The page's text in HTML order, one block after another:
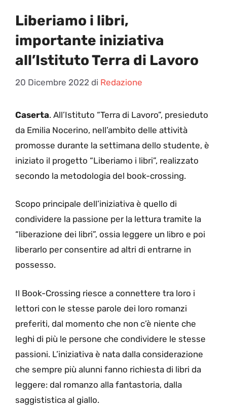
Liberiamo i libri,
importante iniziativa
all’Istituto Terra di Lavoro
20 Dicembre 2022 di Redazione
Caserta. All’Istituto “Terra di Lavoro”, presieduto
da Emilia Nocerino, nell’ambito delle attività
promosse durante la settimana dello studente, è
iniziato il progetto “Liberiamo i libri”, realizzato
secondo la metodologia del book-crossing.
Scopo principale dell’iniziativa è quello di
condividere la passione per la lettura tramite la
“liberazione dei libri”, ossia leggere un libro e poi
liberarlo per consentire ad altri di entrarne in
possesso.
Il Book-Crossing riesce a connettere tra loro i
lettori con le stesse parole dei loro romanzi
preferiti, dal momento che non c’è niente che
leghi di più le persone che condividere le stesse
passioni. L’iniziativa è nata dalla considerazione
che sempre più alunni fanno richiesta di libri da
leggere: dal romanzo alla fantastoria, dalla
saggististica al giallo.